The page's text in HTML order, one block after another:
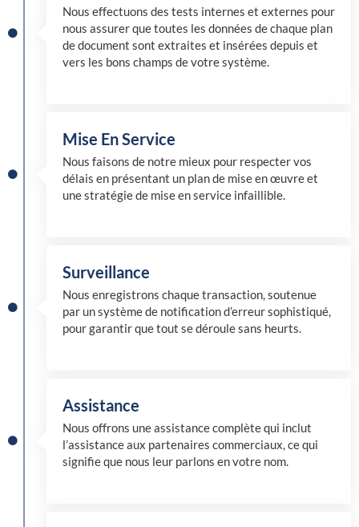
Nous effectuons des tests internes et externes pour
nous assurer que toutes les données de chaque plan
de document sont extraites et insérées depuis et
vers les bons champs de votre système.
Mise En Service
Nous faisons de notre mieux pour respecter vos
délais en présentant un plan de mise en œuvre et
une stratégie de mise en service infaillible.
Surveillance
Nous enregistrons chaque transaction, soutenue
par un système de notification d’erreur sophistiqué,
pour garantir que tout se déroule sans heurts.
Assistance
Nous offrons une assistance complète qui inclut
l’assistance aux partenaires commerciaux, ce qui
signifie que nous leur parlons en votre nom.